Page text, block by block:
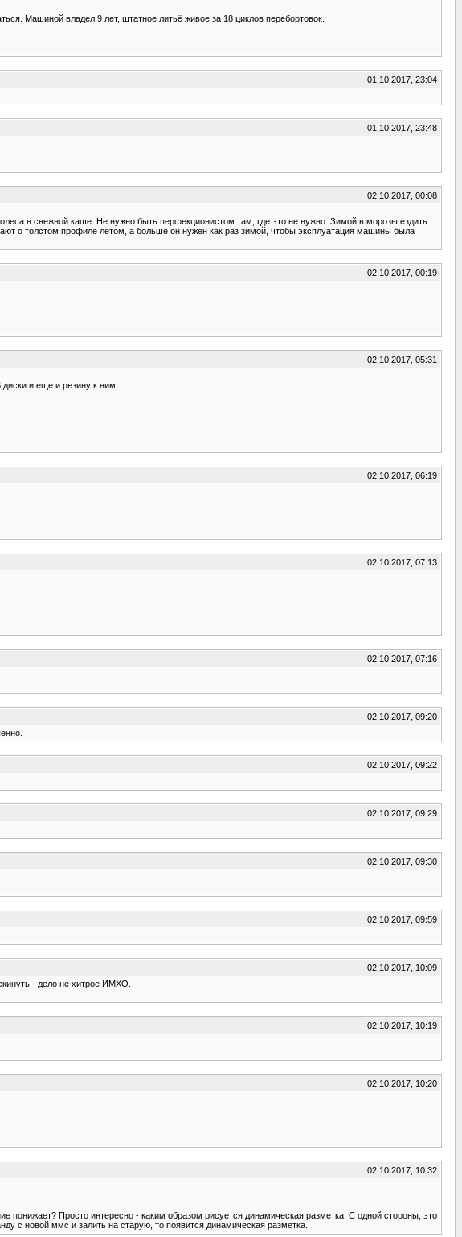
Машиной владел 9 лет, штатное литьё живое за 18 циклов перебортовок.
01.10.2017, 23:04
01.10.2017, 23:48
02.10.2017, 00:08
в снежной каше. Не нужно быть перфекционистом там, где это не нужно. Зимой в морозы ездить
о толстом профиле летом, а больше он нужен как раз зимой, чтобы эксплуатация машины была
02.10.2017, 00:19
02.10.2017, 05:31
и еще и резину к ним...
02.10.2017, 06:19
02.10.2017, 07:13
02.10.2017, 07:16
02.10.2017, 09:20
02.10.2017, 09:22
02.10.2017, 09:29
02.10.2017, 09:30
02.10.2017, 09:59
02.10.2017, 10:09
- дело не хитрое ИМХО.
02.10.2017, 10:19
02.10.2017, 10:20
02.10.2017, 10:32
понижает? Просто интересно - каким образом рисуется динамическая разметка. С одной стороны, это
с новой ммс и залить на старую, то появится динамическая разметка.